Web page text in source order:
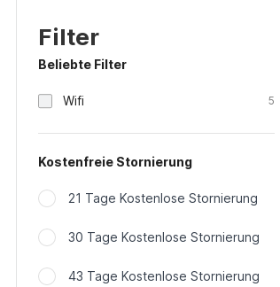
Filter
Beliebte Filter
Wifi 5
Kostenfreie Stornierung
21 Tage Kostenlose Stornierung
30 Tage Kostenlose Stornierung
43 Tage Kostenlose Stornierung